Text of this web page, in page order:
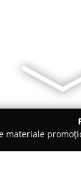
materiale